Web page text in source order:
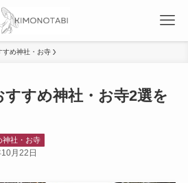
すめ神社・お寺
すすめ神社・お寺2選を
神社・お寺
月22日